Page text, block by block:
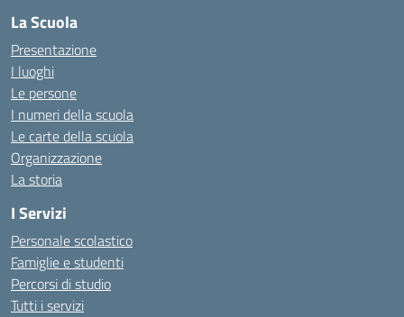
La Scuola
Presentazione
I luoghi
Le persone
I numeri della scuola
Le carte della scuola
Organizzazione
La storia
I Servizi
Personale scolastico
Famiglie e studenti
Percorsi di studio
Tutti i servizi